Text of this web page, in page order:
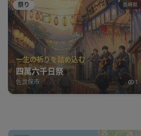
祭り 長崎県
一生の祈りを詰め込む
四萬六千日祭
佐世保市 1